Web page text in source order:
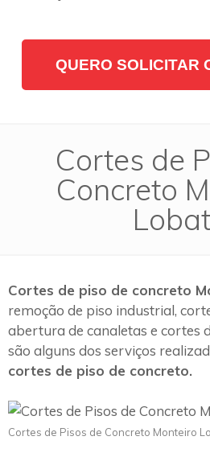
QUERO SOLICITAR
Cortes de
Concreto
Cortes de piso de concreto
remoção de piso industrial,
abertura de canaletas e cortes
são alguns dos serviços
cortes de piso de concreto.
Cortes de Pisos de Concreto Monteiro